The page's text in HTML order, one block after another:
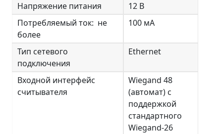
Напряжение питания
12 В
Потребляемый ток: не
более
100 мА
Тип сетевого
подключения
Ethernet
Входной интерфейс
считывателя
Wiegand 48
(автомат) с
поддержкой
стандартного
Wiegand-26